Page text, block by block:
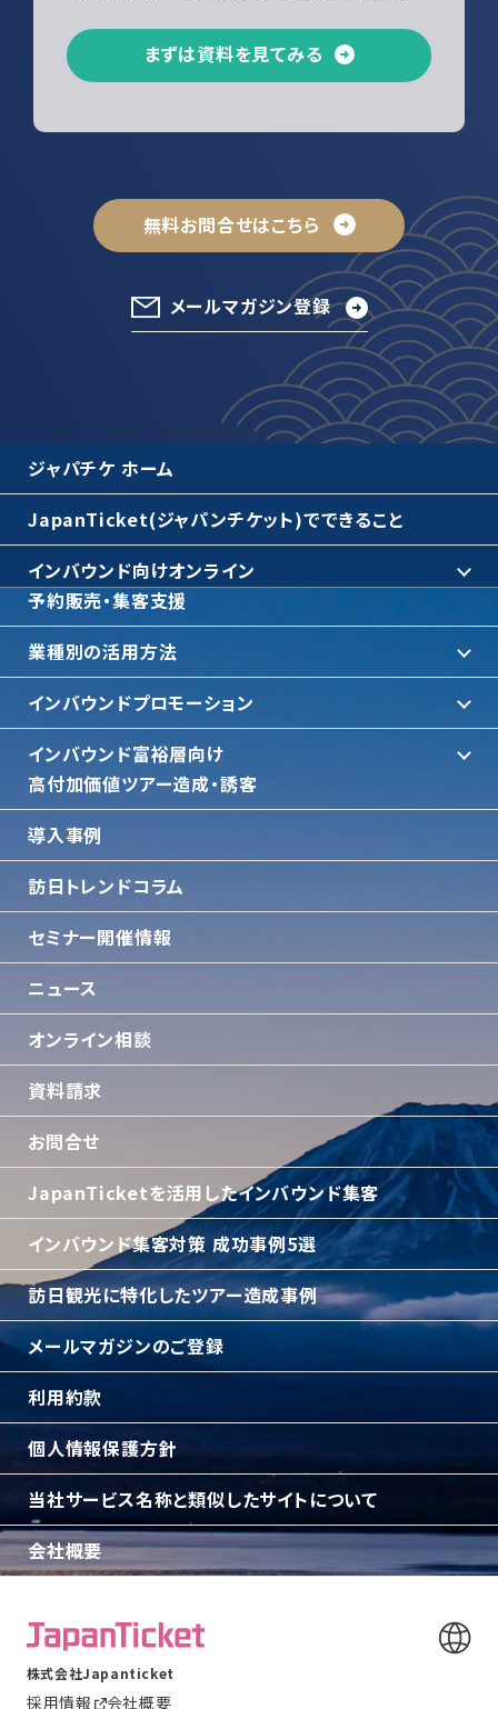
まずは資料を見てみる
無料お問合せはこちら
メールマガジン登録
ジャパチケ ホーム
JapanTicket(ジャパンチケット)でできること
インバウンド向けオンライン
予約販売・集客支援
業種別の活用方法
インバウンドプロモーション
インバウンド富裕層向け
⾼付加価値ツアー造成・誘客
導入事例
訪日トレンドコラム
セミナー開催情報
ニュース
オンライン相談
資料請求
お問合せ
JapanTicketを活用したインバウンド集客
インバウンド集客対策 成功事例5選
訪日観光に特化したツアー造成事例
メールマガジンのご登録
利用約款
個人情報保護方針
当社サービス名称と類似したサイトについて
会社概要
株式会社Japanticket
採用情報 会社概要